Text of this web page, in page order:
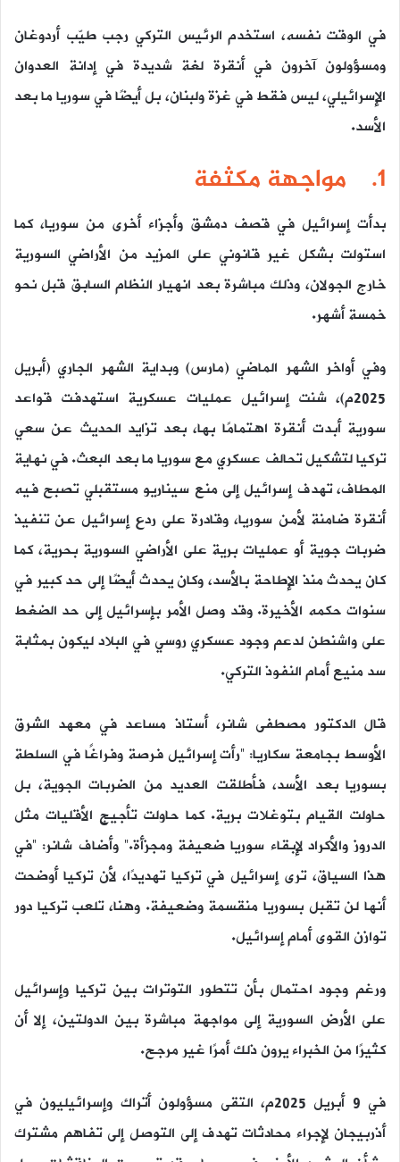
في الوقت نفسه، استخدم الرئيس التركي رجب طيّب أردوغان
ومسؤولون آخرون في أنقرة لغة شديدة في إدانة العدوان
الإسرائيلي، ليس فقط في غزة ولبنان، بل أيضًا في سوريا ما بعد
الأسد.
1. مواجهة مكثفة
بدأت إسرائيل في قصف دمشق وأجزاء أخرى من سوريا، كما
استولت بشكل غير قانوني على المزيد من الأراضي السورية
خارج الجولان، وذلك مباشرة بعد انهيار النظام السابق قبل نحو
خمسة أشهر.
وفي أواخر الشهر الماضي (مارس) وبداية الشهر الجاري (أبريل
2025م)، شنت إسرائيل عمليات عسكرية استهدفت قواعد
سورية أبدت أنقرة اهتمامًا بها، بعد تزايد الحديث عن سعي
تركيا لتشكيل تحالف عسكري مع سوريا ما بعد البعث. في نهاية
المطاف، تهدف إسرائيل إلى منع سيناريو مستقبلي تصبح فيه
أنقرة ضامنة لأمن سوريا، وقادرة على ردع إسرائيل عن تنفيذ
ضربات جوية أو عمليات برية على الأراضي السورية بحرية، كما
كان يحدث منذ الإطاحة بالأسد، وكان يحدث أيضًا إلى حد كبير في
سنوات حكمه الأخيرة. وقد وصل الأمر بإسرائيل إلى حد الضغط
على واشنطن لدعم وجود عسكري روسي في البلاد ليكون بمثابة
سد منيع أمام النفوذ التركي.
قال الدكتور مصطفى شانر، أستاذ مساعد في معهد الشرق
الأوسط بجامعة سكاريا: “رأت إسرائيل فرصة وفراغًا في السلطة
بسوريا بعد الأسد، فأطلقت العديد من الضربات الجوية، بل
حاولت القيام بتوغلات برية. كما حاولت تأجيج الأقليات مثل
الدروز والأكراد لإبقاء سوريا ضعيفة ومجزأة.” وأضاف شانر: “في
هذا السياق، ترى إسرائيل في تركيا تهديدًا، لأن تركيا أوضحت
أنها لن تقبل بسوريا منقسمة وضعيفة. وهنا، تلعب تركيا دور
توازن القوى أمام إسرائيل.
ورغم وجود احتمال بأن تتطور التوترات بين تركيا وإسرائيل
على الأرض السورية إلى مواجهة مباشرة بين الدولتين، إلا أن
كثيرًا من الخبراء يرون ذلك أمرًا غير مرجح.
في 9 أبريل 2025م، التقى مسؤولون أتراك وإسرائيليون في
أذربيجان لإجراء محادثات تهدف إلى التوصل إلى تفاهم مشترك